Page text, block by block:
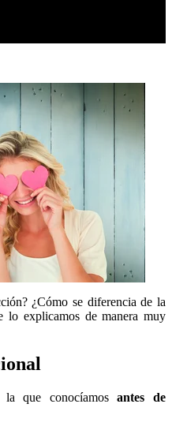
¿Cómo se diferencia de la
lo explicamos de manera muy
la que conocíamosantes de